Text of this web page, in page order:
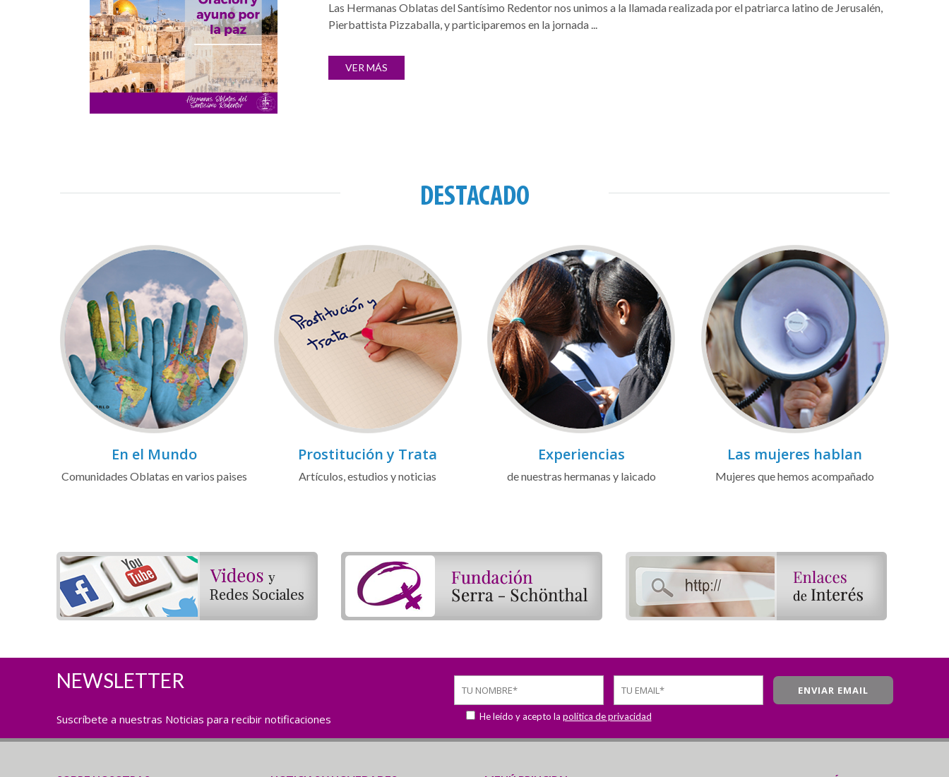
Las Hermanas Oblatas del Santísimo Redentor nos unimos a la llamada realizada por el patriarca latino de Jerusalén,
Pierbattista Pizzaballa, y participaremos en la jornada ...
VER MÁS
DESTACADO
En el Mundo
Comunidades Oblatas en varios paises
Prostitución y Trata
Artículos, estudios y noticias
Experiencias
de nuestras hermanas y laicado
Las mujeres hablan
Mujeres que hemos acompañado
NEWSLETTER
Suscríbete a nuestras Noticias para recibir notificaciones He leído y acepto la política de privacidad